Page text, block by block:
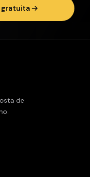
gratuita
de